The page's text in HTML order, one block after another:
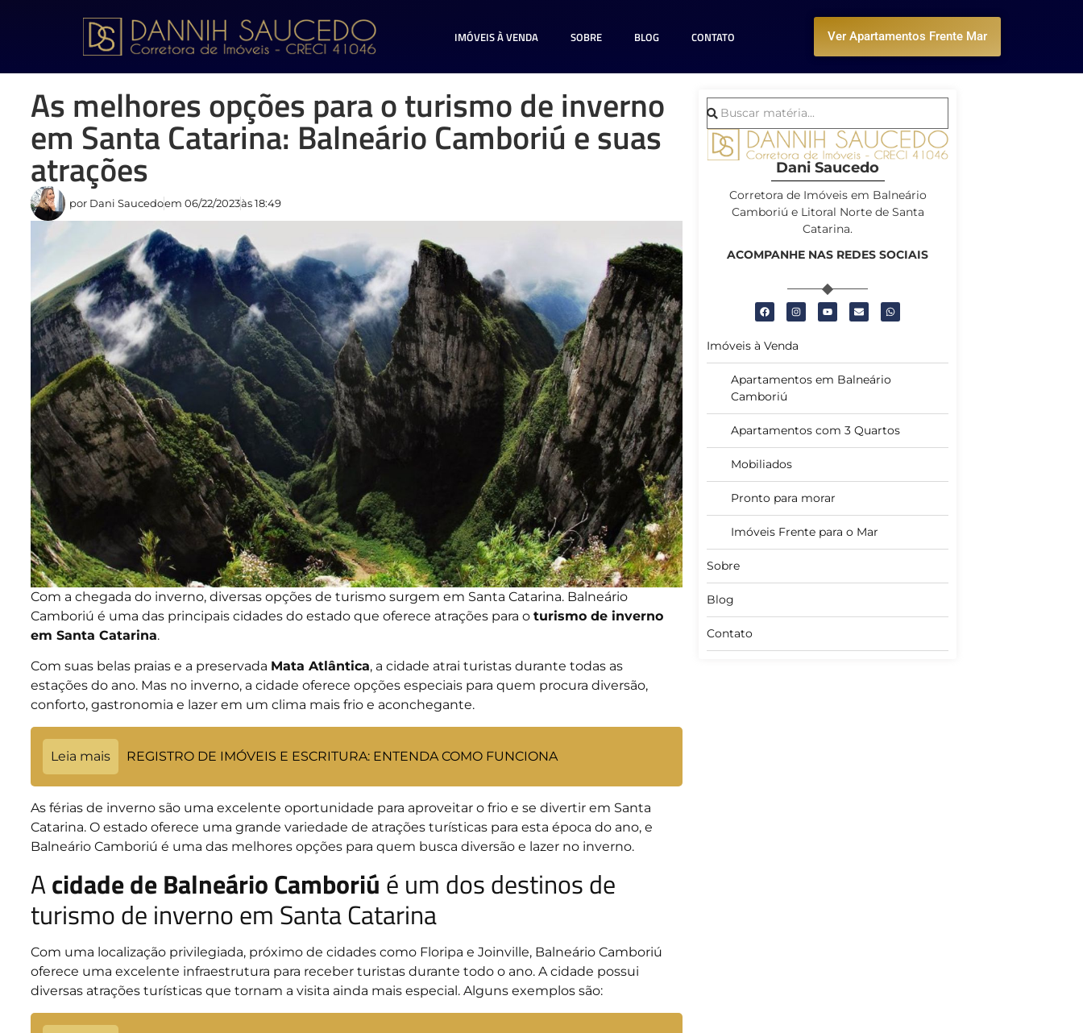
IMÓVEIS À VENDA SOBRE BLOG CONTATO Ver Apartamentos Frente Mar
As melhores opções para o turismo de inverno
em Santa Catarina: Balneário Camboriú e suas
atrações
por Dani Saucedoem 06/22/2023às18:49
Com a chegada do inverno, diversas opções de turismo surgem em Santa Catarina. Balneário
Camboriú é uma das principais cidades do estado que oferece atrações para o turismo de inverno
em Santa Catarina.
Com suas belas praias e a preservada Mata Atlântica, a cidade atrai turistas durante todas as
estações do ano. Mas no inverno, a cidade oferece opções especiais para quem procura diversão,
conforto, gastronomia e lazer em um clima mais frio e aconchegante.
Leia mais REGISTRO DE IMÓVEIS E ESCRITURA: ENTENDA COMO FUNCIONA
As férias de inverno são uma excelente oportunidade para aproveitar o frio e se divertir em Santa
Catarina. O estado oferece uma grande variedade de atrações turísticas para esta época do ano, e
Balneário Camboriú é uma das melhores opções para quem busca diversão e lazer no inverno.
Acidade de Balneário Camboriú é um dos destinos de
turismo de inverno em Santa Catarina
Com uma localização privilegiada, próximo de cidades como Floripa e Joinville, Balneário Camboriú
oferece uma excelente infraestrutura para receber turistas durante todo o ano. A cidade possui
diversas atrações turísticas que tornam a visita ainda mais especial. Alguns exemplos são:
Dani Saucedo
Corretora de Imóveis em Balneário
Camboriú e Litoral Norte de Santa
Catarina.
ACOMPANHE NAS REDES SOCIAIS
Imóveis à Venda
Apartamentos em Balneário
Camboriú
Apartamentos com 3 Quartos
Mobiliados
Pronto para morar
Imóveis Frente para o Mar
Sobre
Blog
Contato